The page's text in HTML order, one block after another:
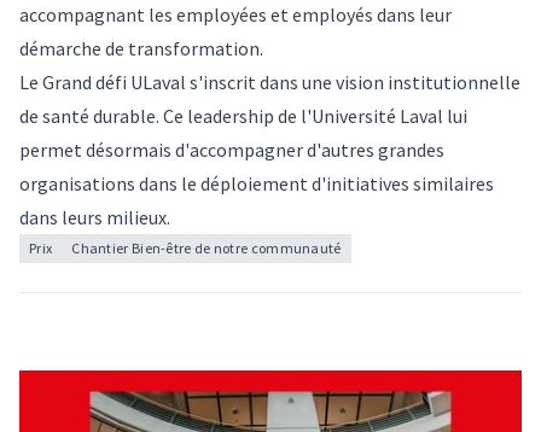
accompagnant les employées et employés dans leur
démarche de transformation.
Le Grand défi ULaval s'inscrit dans une vision institutionnelle
de santé durable. Ce leadership de l'Université Laval lui
permet désormais d'accompagner d'autres grandes
organisations dans le déploiement d'initiatives similaires
dans leurs milieux.
Prix Chantier Bien-être de notre communauté